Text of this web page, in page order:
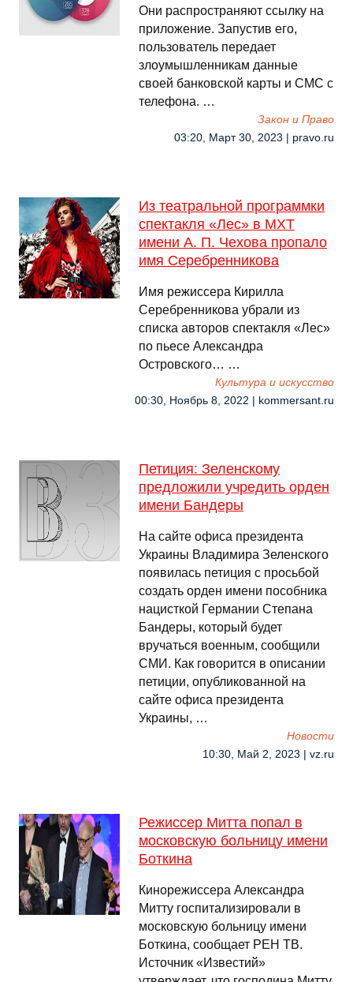
Они распространяют ссылку на
приложение. Запустив его,
пользователь передает
злоумышленникам данные
своей банковской карты и СМС с
телефона. …
Закон и Право
03:20, Март 30, 2023 | pravo.ru
Из театральной программки
спектакля «Лес» в МХТ
имени А. П. Чехова пропало
имя Серебренникова
Имя режиссера Кирилла
Серебренникова убрали из
списка авторов спектакля «Лес»
по пьесе Александра
Островского… …
Культура и искусство
00:30, Ноябрь 8, 2022 | kommersant.ru
Петиция: Зеленскому
предложили учредить орден
имени Бандеры
На сайте офиса президента
Украины Владимира Зеленского
появилась петиция с просьбой
создать орден имени пособника
нацисткой Германии Степана
Бандеры, который будет
вручаться военным, сообщили
СМИ. Как говорится в описании
петиции, опубликованной на
сайте офиса президента
Украины, …
Новости
10:30, Май 2, 2023 | vz.ru
Режиссер Митта попал в
московскую больницу имени
Боткина
Кинорежиссера Александра
Митту госпитализировали в
московскую больницу имени
Боткина, сообщает РЕН ТВ.
Источник «Известий»